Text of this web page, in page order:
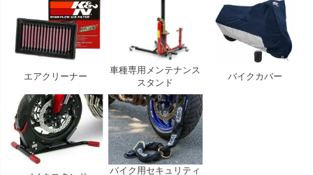
エアクリーナー
車種専用メンテナンス
スタンド
バイクカバー
バイク用セキュリティ